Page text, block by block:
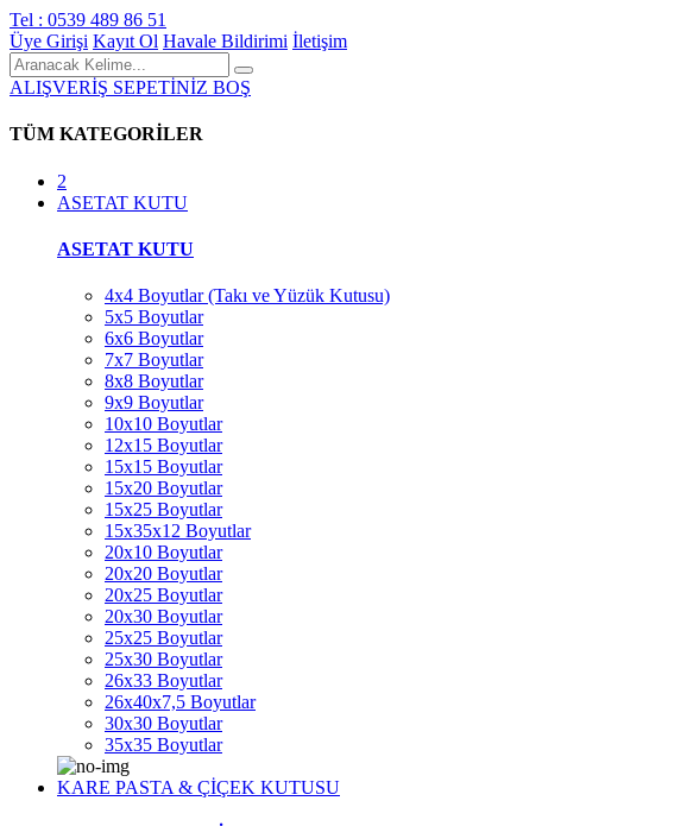
Tel : 0539 489 86 51
Üye Girişi Kayıt Ol Havale Bildirimi İletişim
ALIŞVERİŞ SEPETİNİZ BOŞ
TÜM KATEGORİLER
2
ASETAT KUTU
ASETAT KUTU
4x4 Boyutlar (Takı ve Yüzük Kutusu)
5x5 Boyutlar
6x6 Boyutlar
7x7 Boyutlar
8x8 Boyutlar
9x9 Boyutlar
10x10 Boyutlar
12x15 Boyutlar
15x15 Boyutlar
15x20 Boyutlar
15x25 Boyutlar
15x35x12 Boyutlar
20x10 Boyutlar
20x20 Boyutlar
20x25 Boyutlar
20x30 Boyutlar
25x25 Boyutlar
25x30 Boyutlar
26x33 Boyutlar
26x40x7,5 Boyutlar
30x30 Boyutlar
35x35 Boyutlar
KARE PASTA & ÇİÇEK KUTUSU